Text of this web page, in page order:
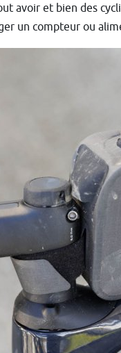
avoir et bien des
un compteur ou